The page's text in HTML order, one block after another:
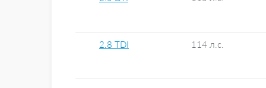
2.8 TDI 114 л.с.